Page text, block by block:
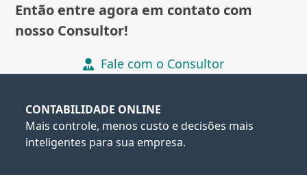
Então entre agora em contato com
nosso Consultor!
Fale com o Consultor
CONTABILIDADE ONLINE
Mais controle, menos custo e decisões mais
inteligentes para sua empresa.